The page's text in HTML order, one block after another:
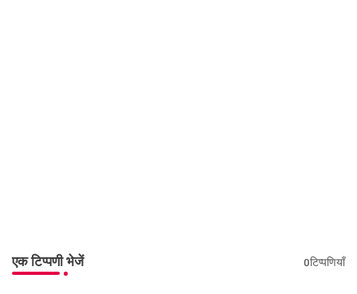
एक टिप्पणी भेजें 0टिप्पणियाँ